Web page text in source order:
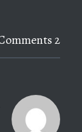
2 Comments